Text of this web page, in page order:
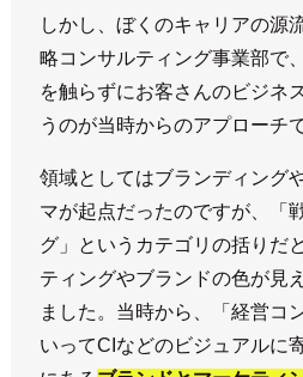
しかし、ぼくのキャリアの源
略コンサルティング事業部で
を触らずにお客さんのビジネ
うのが当時からのアプローチ
領域としてはブランディング
マが起点だったのですが、「
グ」というカテゴリの括りだ
ティングやブランドの色が見
ました。当時から、「経営コ
いってCIなどのビジュアルに